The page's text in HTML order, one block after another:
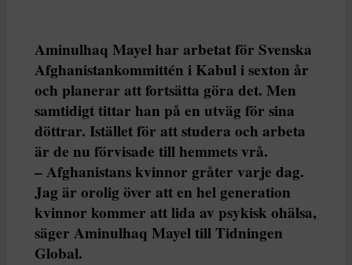
Aminulhaq Mayel har arbetat för Svenska
Afghanistankommittén i Kabul i sexton år
och planerar att fortsätta göra det. Men
samtidigt tittar han på en utväg för sina
döttrar. Istället för att studera och arbeta
är de nu förvisade till hemmets vrå.
– Afghanistans kvinnor gråter varje dag.
Jag är orolig över att en hel generation
kvinnor kommer att lida av psykisk ohälsa,
säger Aminulhaq Mayel till Tidningen
Global.